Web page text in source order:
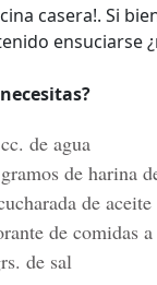
casera!. Si
ensuciarse
de agua
de harina
de aceite
de comidas
de sal